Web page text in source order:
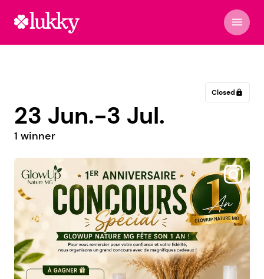
menu
Closed lock
23 Jun.-3 Jul.
1 winner
@elena_donta_